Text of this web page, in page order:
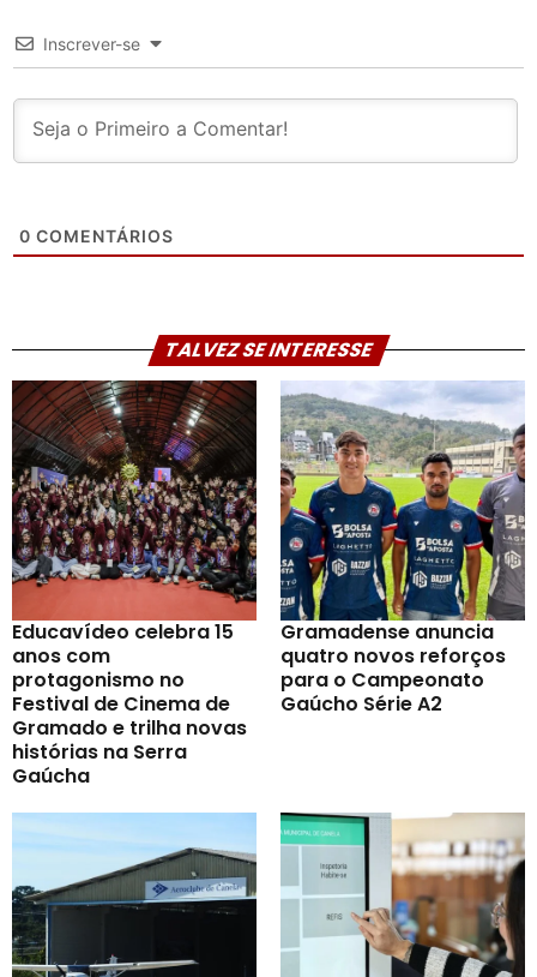
Inscrever-se
0 COMENTÁRIOS
TALVEZ SE INTERESSE
Educavídeo celebra 15
anos com
protagonismo no
Festival de Cinema de
Gramado e trilha novas
histórias na Serra
Gaúcha
Gramadense anuncia
quatro novos reforços
para o Campeonato
Gaúcho Série A2